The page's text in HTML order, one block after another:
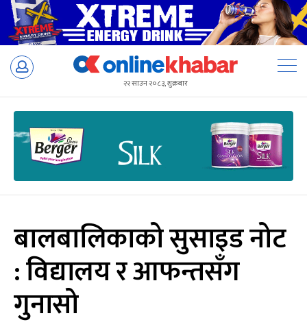
Skip
२२ साउन २०८३, शुक्रबार
बालबालिकाको सुसाइड नोट
: विद्यालय र आफन्तसँग
गुनासो